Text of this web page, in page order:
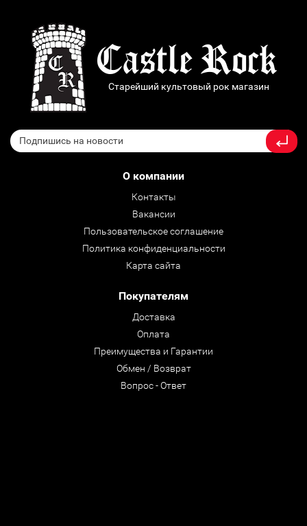
Старейший культовый рок магазин
О компании
Контакты
Вакансии
Пользовательское соглашение
Политика конфиденциальности
Карта сайта
Покупателям
Доставка
Оплата
Преимущества и Гарантии
Обмен / Возврат
Вопрос - Ответ